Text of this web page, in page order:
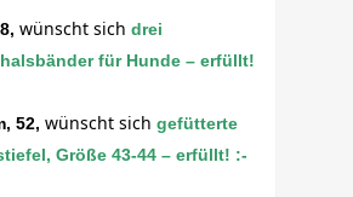
wünscht sichdrei
für Hunde – erfüllt!
52, wünscht sich gefütterte
, Größe 43-44 – erfüllt! :-